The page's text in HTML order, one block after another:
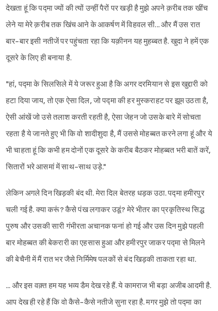
देखता हूं कि प‌द्मा ज्यों की त्यों उन्हीं पैरों पर खड़ी है मुझे अपने क़रीब तक खींच
लेने या मेरे क़रीब तक खिंच आने के आकर्षण में विहवल सी... और मैं उस रात
बार-बार इसी नतीजें पर पहुंचता रहा कि यक़ीनन यह मुहब्बत है. खुदा ने हमें एक
दूसरे के लिए ही बनाया है.
"हां, पद्मा के सिलसिले में ये जरूर हुआ है कि अगर दरमियान से इस खुद्दारी को
हटा दिया जाय, तो एक ऐसा दिल, जो प‌द्मा की हर मुस्कराहट पर झूम उठता है,
ऐसी आंखें जो उसे तलाश करती रहती है, ऐसा जेहन जो उसके बारे में सोचता
रहता है ये जानते हुए भी कि वो शादीशुदा है, मैं उससे मोहब्बत करने लगा हूं और ये
भी चाहता हूं कि कभी हम दोनों एक दूसरे के करीब बैठकर मोहब्बत भरी बातें करें,
सितारों भरे आसमां में साथ-साथ उड़े."
लेकिन अगले दिन खिड़की बंद थी. मेरा दिल बेतरह धड़क उठा. पद्मा हमीरपुर
चली गई है. क्या करूं? कैसे पंख लगाकर उडूं? मेरे भीतर का प्रकृतिस्थ सिद्ध
पुरुष और उसकी सारी गंभीरता अचानक फनां हो गई और उस दिन मुझे पहली
बार मोहब्बत की बेकरारी का एहसास हुआ और हमीरपुर जाकर पद्मा से मिलने
की बेचैनी में मैं रात भर जैसे निर्मिमेष पलकों से बंद खिड़की ताकता रहा था.
... और इस वक़्त हम यह भव्य डैम देख रहे हैं. ये कामराज भी बड़ा अजीब आदमी है.
आप देख ही रहे हैं कि वो कैसे-कैसे नतीजे सुना रहा है. मगर मुझे तो पद्मा का